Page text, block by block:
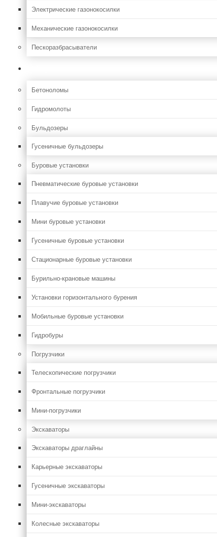
Электрические газонокосилки
Механические газонокосилки
Пескоразбрасыватели
Бетоноломы
Гидромолоты
Бульдозеры
Гусеничные бульдозеры
Буровые установки
Пневматические буровые установки
Плавучие буровые установки
Мини буровые установки
Гусеничные буровые установки
Стационарные буровые установки
Бурильно-крановые машины
Установки горизонтального бурения
Мобильные буровые установки
Гидробуры
Погрузчики
Телескопические погрузчики
Фронтальные погрузчики
Мини-погрузчики
Экскаваторы
Экскаваторы драглайны
Карьерные экскаваторы
Гусеничные экскаваторы
Мини-экскаваторы
Колесные экскаваторы